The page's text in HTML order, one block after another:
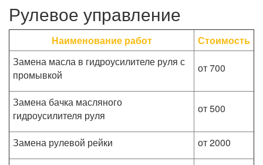
Рулевое управление
Наименование работ
Стоимость
Замена масла в гидроусилителе руля с
промывкой
от 700
Замена бачка масляного
гидроусилителя руля
от 500
Замена рулевой рейки
от 2000